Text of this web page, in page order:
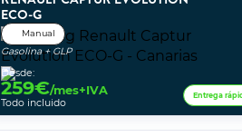
ECO-G
Manual
Gasolina + GLP
Desde:
259€/mes+IVA
Todo incluido
Entrega